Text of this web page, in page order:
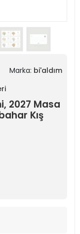
Marka: bi'aldım
2027 Masa
Kış